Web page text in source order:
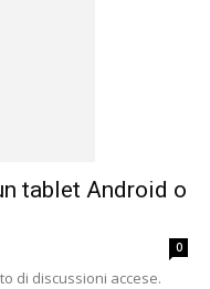
tablet Android o
0
di discussioni accese.